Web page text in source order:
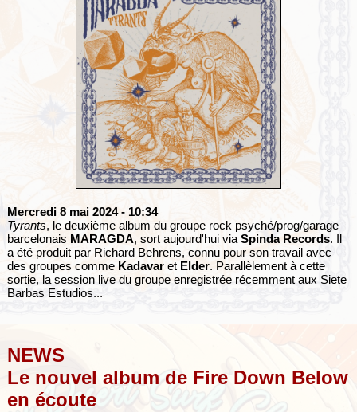
Mercredi 8 mai 2024 - 10:34
Tyrants, le deuxième album du groupe rock psyché/prog/garage
barcelonais MARAGDA, sort aujourd'hui via Spinda Records. Il
a été produit par Richard Behrens, connu pour son travail avec
des groupes comme Kadavaret Elder. Parallèlement à cette
sortie, la session live du groupe enregistrée récemment aux Siete
Barbas Estudios...
NEWS
Le nouvel album de Fire Down Below
en écoute